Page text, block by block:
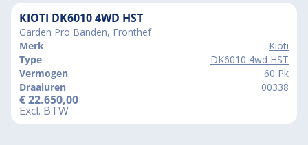
KIOTI DK6010 4WD HST
Garden Pro Banden, Fronthef
Merk
Kioti
Type
DK6010 4wd HST
Vermogen
60 Pk
Draaiuren
00338
€22.650,00
Excl. BTW